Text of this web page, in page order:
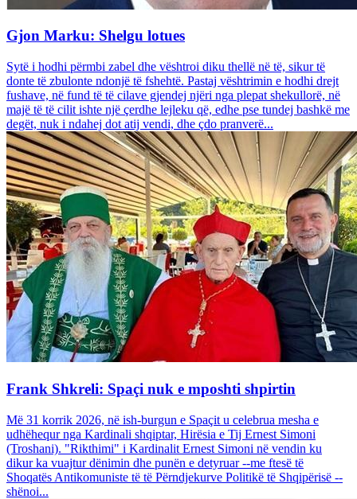
Gjon Marku: Shelgu lotues
Sytë i hodhi përmbi zabel dhe vështroi diku thellë në të, sikur të
donte të zbulonte ndonjë të fshehtë. Pastaj vështrimin e hodhi drejt
fushave, në fund të të cilave gjendej njëri nga plepat shekullorë, në
majë të të cilit ishte një çerdhe lejleku që, edhe pse tundej bashkë me
degët, nuk i ndahej dot atij vendi, dhe çdo pranverë...
Frank Shkreli: Spaçi nuk e mposhti shpirtin
Më 31 korrik 2026, në ish-burgun e Spaçit u celebrua mesha e
udhëhequr nga Kardinali shqiptar, Hirësia e Tij Ernest Simoni
(Troshani). "Rikthimi" i Kardinalit Ernest Simoni në vendin ku
dikur ka vuajtur dënimin dhe punën e detyruar --me ftesë të
Shoqatës Antikomuniste të të Përndjekurve Politikë të Shqipërisë --
shënoi...